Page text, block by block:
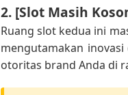
2. [Slot Masih
Ruang slot kedua ini
mengutamakan
otoritas brand Anda di